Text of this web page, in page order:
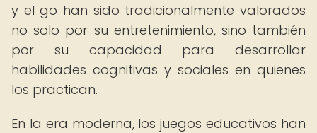
y el go han sido tradicionalmente valorados
no solo por su entretenimiento, sino también
por su capacidad para desarrollar
habilidades cognitivas y sociales en quienes
los practican.
En la era moderna, los juegos educativos han